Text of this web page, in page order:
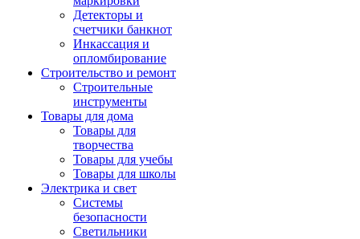
Детекторы и
счетчики банкнот
Инкассация и
опломбирование
Строительство и ремонт
Строительные
инструменты
Товары для дома
Товары для
творчества
Товары для учебы
Товары для школы
Электрика и свет
Системы
безопасности
Светильники